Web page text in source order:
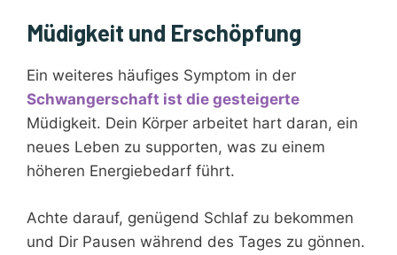
Müdigkeit und Erschöpfung
Ein weiteres häufiges Symptom in der
Schwangerschaft ist die gesteigerte
Müdigkeit. Dein Körper arbeitet hart daran, ein
neues Leben zu supporten, was zu einem
höheren Energiebedarf führt.
Achte darauf, genügend Schlaf zu bekommen
und Dir Pausen während des Tages zu gönnen.